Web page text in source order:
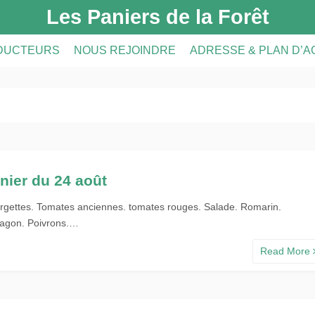
Les Paniers de la Forêt
NOUS REJOINDRE ADRESSE & PLAN
du 24 août
Tomates anciennes. tomates rouges. Salade. Romarin.
Poivrons.…
Read More